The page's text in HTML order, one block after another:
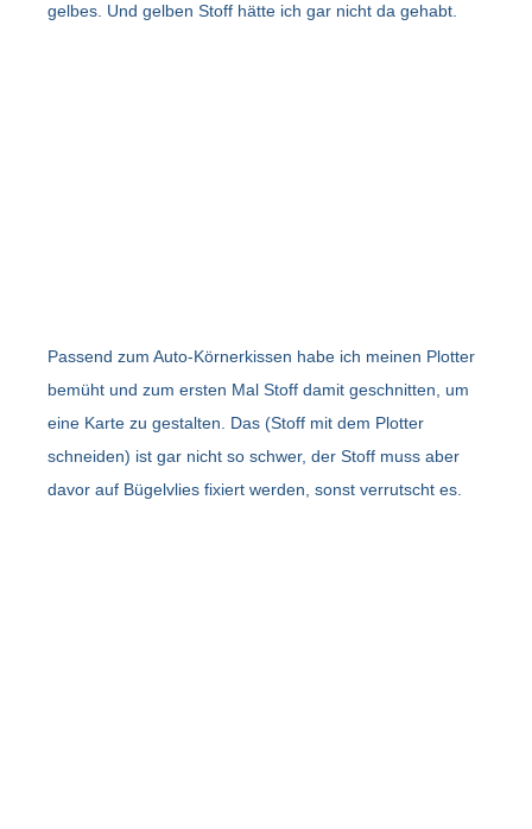
gelbes. Und gelben Stoff hätte ich gar nicht da gehabt.
Passend zum Auto-Körnerkissen habe ich meinen Plotter
bemüht und zum ersten Mal Stoff damit geschnitten, um
eine Karte zu gestalten. Das (Stoff mit dem Plotter
schneiden) ist gar nicht so schwer, der Stoff muss aber
davor auf Bügelvlies fixiert werden, sonst verrutscht es.